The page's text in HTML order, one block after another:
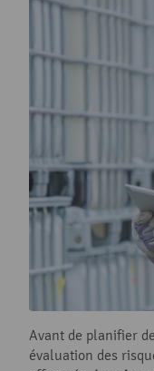
Avant de planifier
évaluation des